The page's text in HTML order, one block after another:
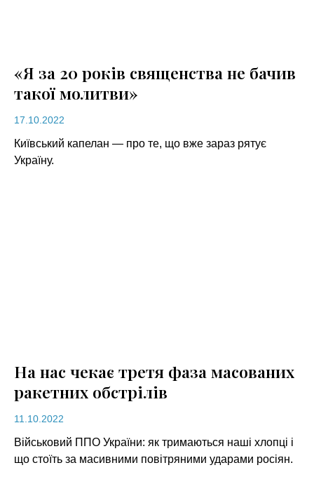
«Я за 20 років священства не бачив
такої молитви»
17.10.2022
Київський капелан — про те, що вже зараз рятує
Україну.
На нас чекає третя фаза масованих
ракетних обстрілів
11.10.2022
Військовий ППО України: як тримаються наші хлопці і
що стоїть за масивними повітряними ударами росіян.